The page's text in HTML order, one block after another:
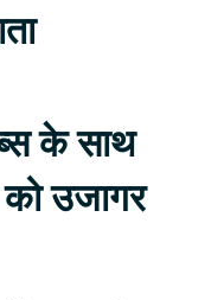
के साथ
उजागर